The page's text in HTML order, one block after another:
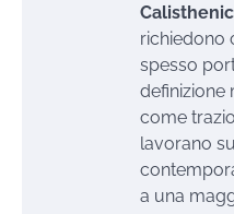
richiedono
spesso
definizione
come
lavorano
a una